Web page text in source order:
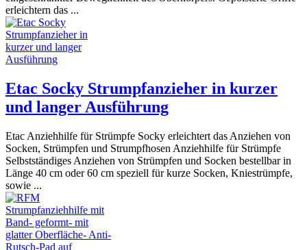
erleichtern das ...
Etac Socky Strumpfanzieher in kurzer
und langer Ausführung
Etac Anziehhilfe für Strümpfe Socky erleichtert das Anziehen von
Socken, Strümpfen und Strumpfhosen Anziehhilfe für Strümpfe
Selbstständiges Anziehen von Strümpfen und Socken bestellbar in
Länge 40 cm oder 60 cm speziell für kurze Socken, Kniestrümpfe,
sowie ...